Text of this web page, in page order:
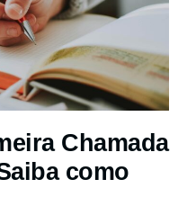
Chamada
como